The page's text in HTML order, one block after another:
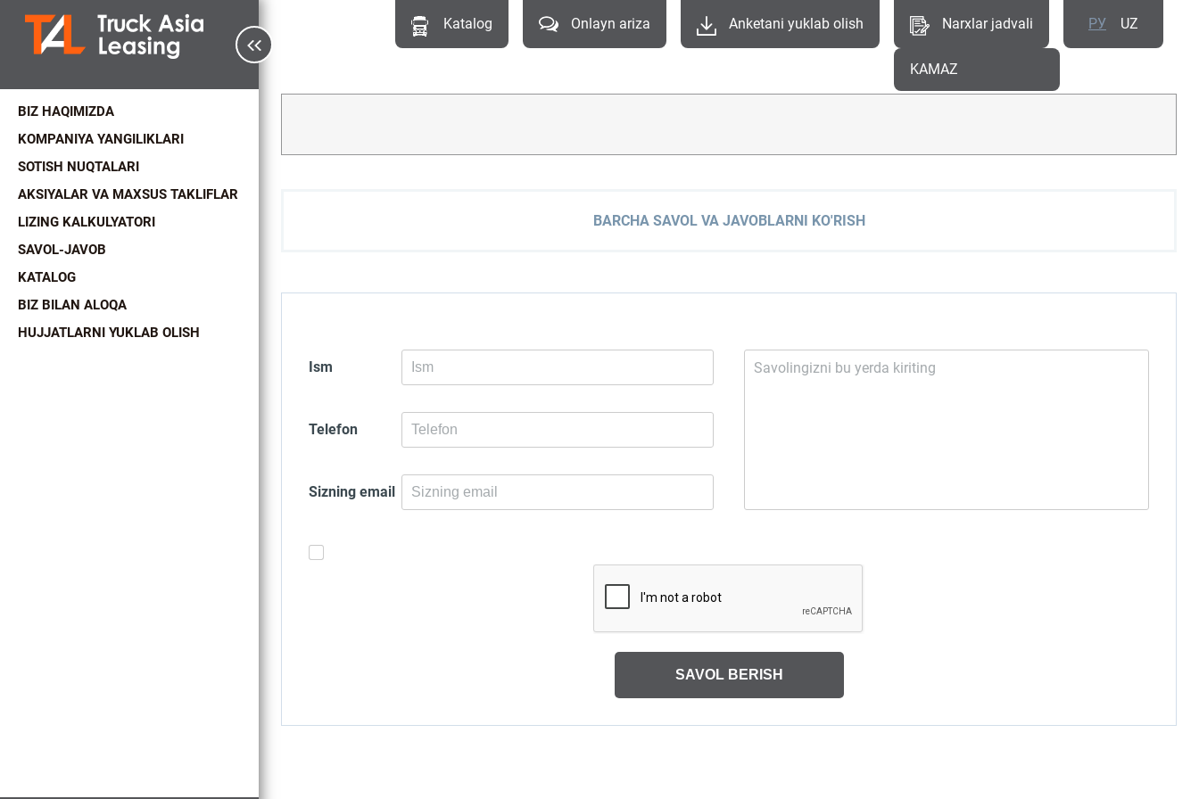
BIZ HAQIMIZDA
KOMPANIYA YANGILIKLARI
SOTISH NUQTALARI
AKSIYALAR VA MAXSUS TAKLIFLAR
LIZING KALKULYATORI
SAVOL-JAVOB
KATALOG
BIZ BILAN ALOQA
HUJJATLARNI YUKLAB OLISH
Katalog Onlayn ariza Anketani yuklab olish Narxlar jadvali
KAMAZ
РУ UZ
BARCHA SAVOL VA JAVOBLARNI KO'RISH
Ism
Telefon
Sizning email
SAVOL BERISH